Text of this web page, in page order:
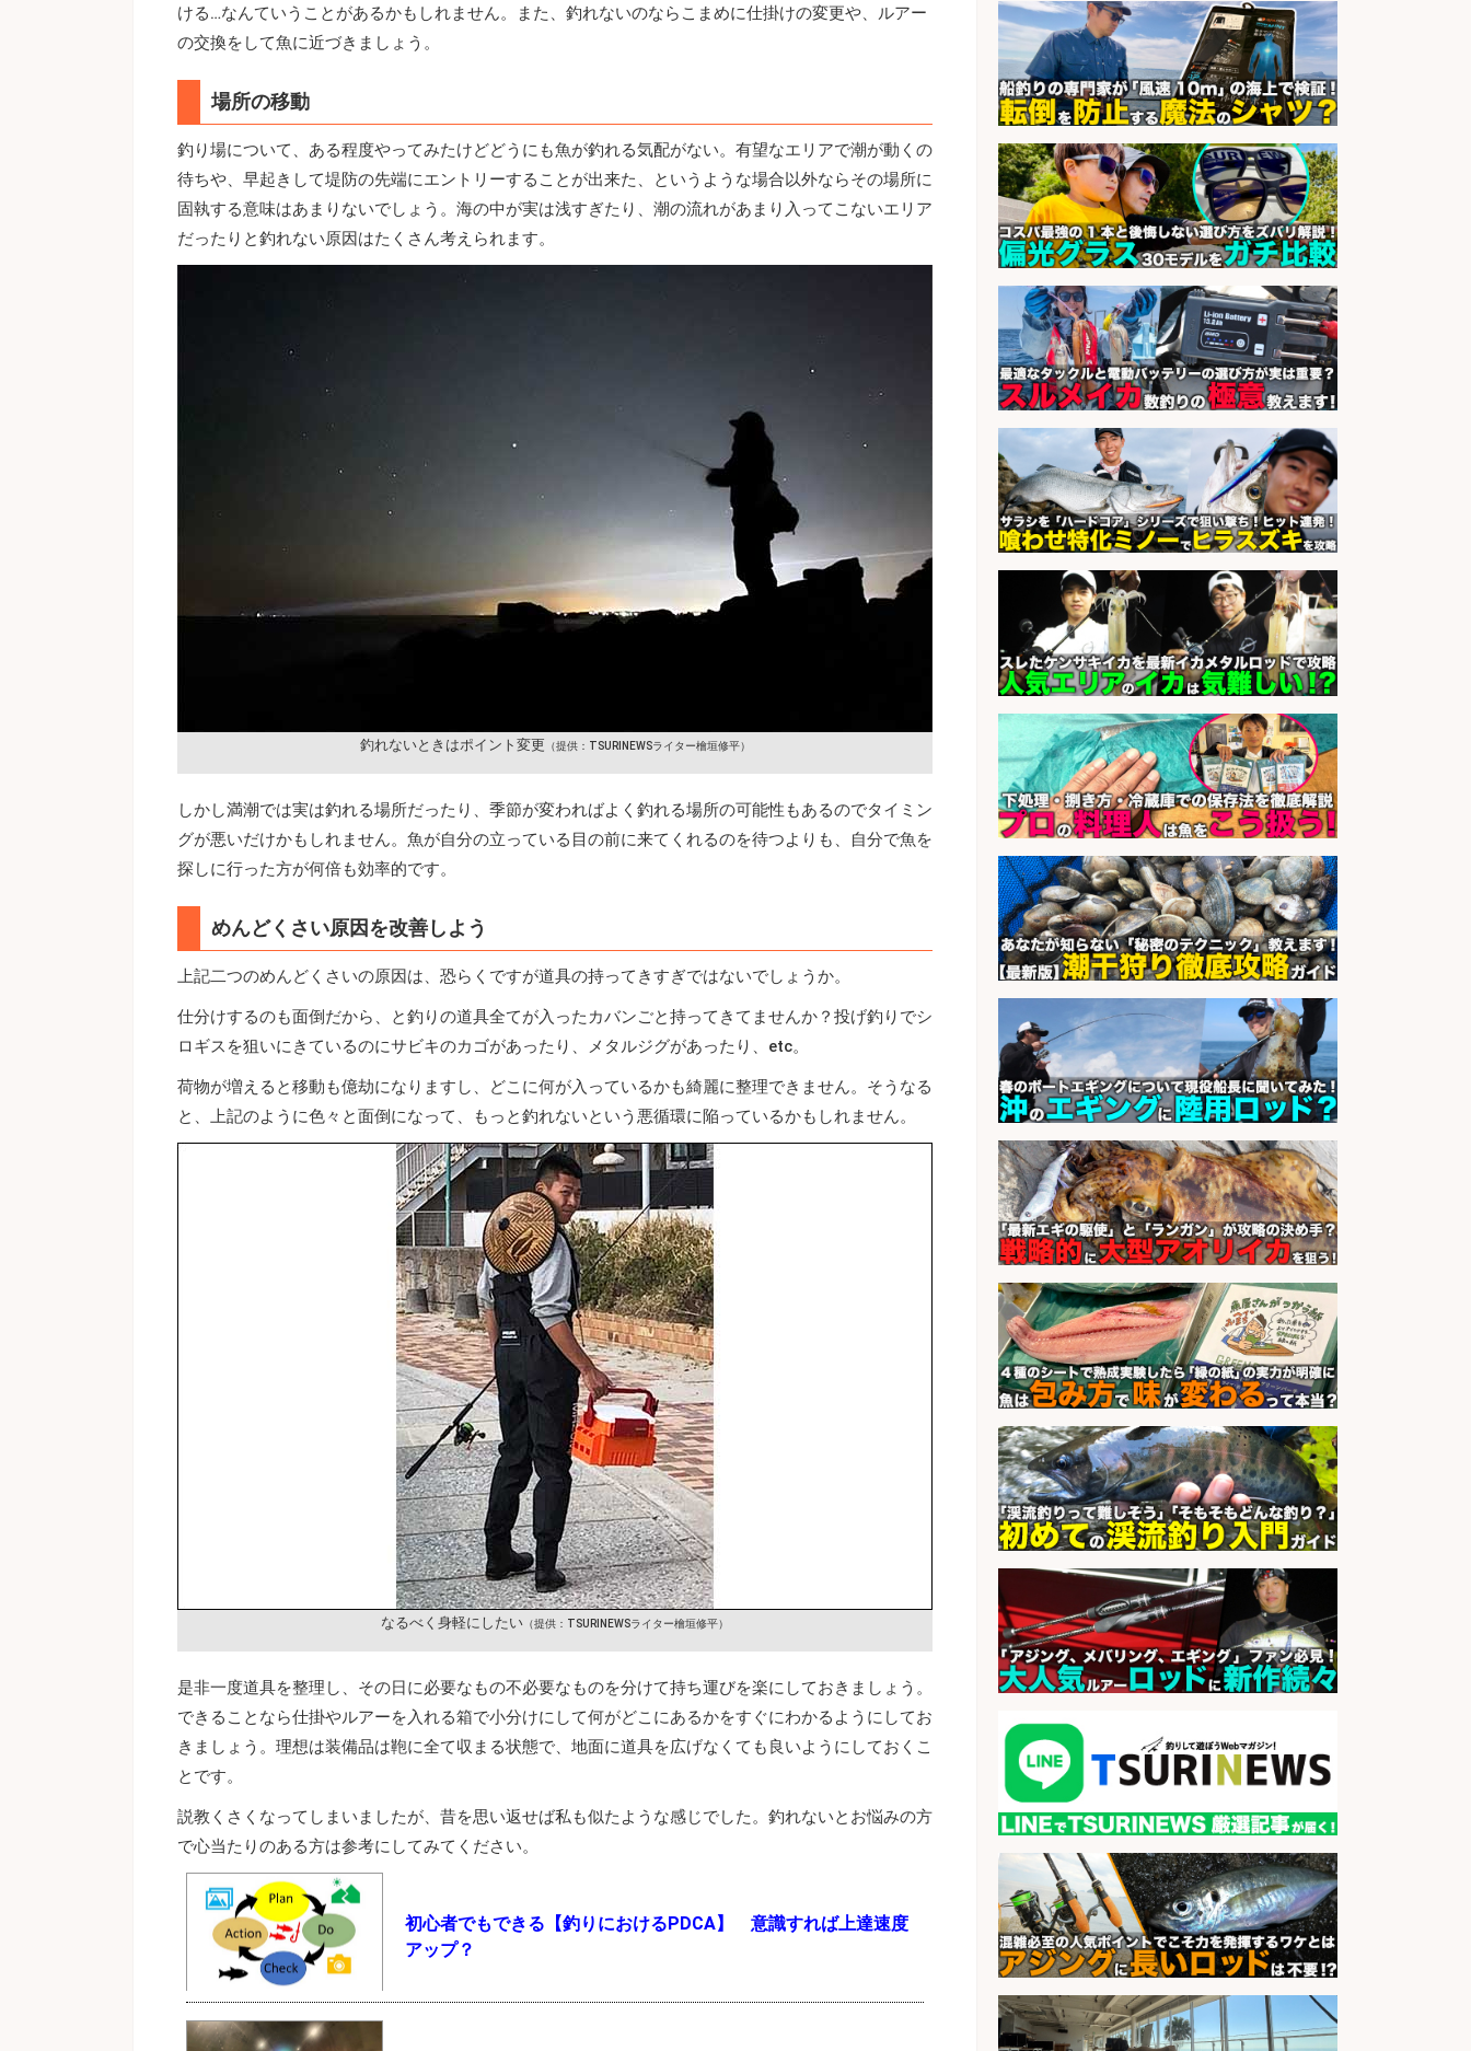
ける…なんていうことがあるかもしれません。また、釣れないのならこまめに仕掛けの変更や、ルアー
の交換をして魚に近づきましょう。
場所の移動
釣り場について、ある程度やってみたけどどうにも魚が釣れる気配がない。有望なエリアで潮が動くの
待ちや、早起きして堤防の先端にエントリーすることが出来た、というような場合以外ならその場所に
固執する意味はあまりないでしょう。海の中が実は浅すぎたり、潮の流れがあまり入ってこないエリア
だったりと釣れない原因はたくさん考えられます。
釣れないときはポイント変更 （提供：TSURINEWSライター檜垣修平）
しかし満潮では実は釣れる場所だったり、季節が変わればよく釣れる場所の可能性もあるのでタイミン
グが悪いだけかもしれません。魚が自分の立っている目の前に来てくれるのを待つよりも、自分で魚を
探しに行った方が何倍も効率的です。
めんどくさい原因を改善しよう
上記二つのめんどくさいの原因は、恐らくですが道具の持ってきすぎではないでしょうか。
仕分けするのも面倒だから、と釣りの道具全てが入ったカバンごと持ってきてませんか？投げ釣りでシ
ロギスを狙いにきているのにサビキのカゴがあったり、メタルジグがあったり、etc。
荷物が増えると移動も億劫になりますし、どこに何が入っているかも綺麗に整理できません。そうなる
と、上記のように色々と面倒になって、もっと釣れないという悪循環に陥っているかもしれません。
なるべく身軽にしたい （提供：TSURINEWSライター檜垣修平）
是非一度道具を整理し、その日に必要なもの不必要なものを分けて持ち運びを楽にしておきましょう。
できることなら仕掛やルアーを入れる箱で小分けにして何がどこにあるかをすぐにわかるようにしてお
きましょう。理想は装備品は鞄に全て収まる状態で、地面に道具を広げなくても良いようにしておくこ
とです。
説教くさくなってしまいましたが、昔を思い返せば私も似たような感じでした。釣れないとお悩みの方
で心当たりのある方は参考にしてみてください。
初心者でもできる【釣りにおけるPDCA】 意識すれば上達速度
アップ？
会社名 広松久水産株式会社
sponsored by 求人ボックス
精肉・青果・鮮魚販売/「志布志
市」「時給1,150円〜」志布志駅か
ら車5分/お魚のカットや商品の陳列
業務/残業少なめ×車通勤OK×時間選
べる/鹿児島県/志布志市
会社名 株式会社ホットスタッフ鹿児島
sponsored by 求人ボックス
営業事務/「大津市」「時給1,300
円」小野駅から徒歩6分/釣り具メー
カーの物流事務・営業アシスタン
ト/残業なし×土日祝休み×大型連休
あり/滋賀県/大津市
会社名 株式会社ホットスタッフ滋賀
sponsored by 求人ボックス
さらに求人情報を見る